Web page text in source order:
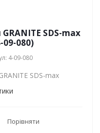
SDS-max
080)
4-09-080
SDS-max
Порівняти